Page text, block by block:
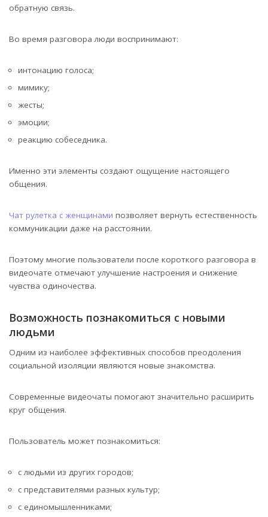
обратную связь.
Во время разговора люди воспринимают:
интонацию голоса;
мимику;
жесты;
эмоции;
реакцию собеседника.
Именно эти элементы создают ощущение настоящего
общения.
Чат рулетка с женщинами позволяет вернуть естественность
коммуникации даже на расстоянии.
Поэтому многие пользователи после короткого разговора в
видеочате отмечают улучшение настроения и снижение
чувства одиночества.
Возможность познакомиться с новыми
людьми
Одним из наиболее эффективных способов преодоления
социальной изоляции являются новые знакомства.
Современные видеочаты помогают значительно расширить
круг общения.
Пользователь может познакомиться:
с людьми из других городов;
с представителями разных культур;
с единомышленниками;